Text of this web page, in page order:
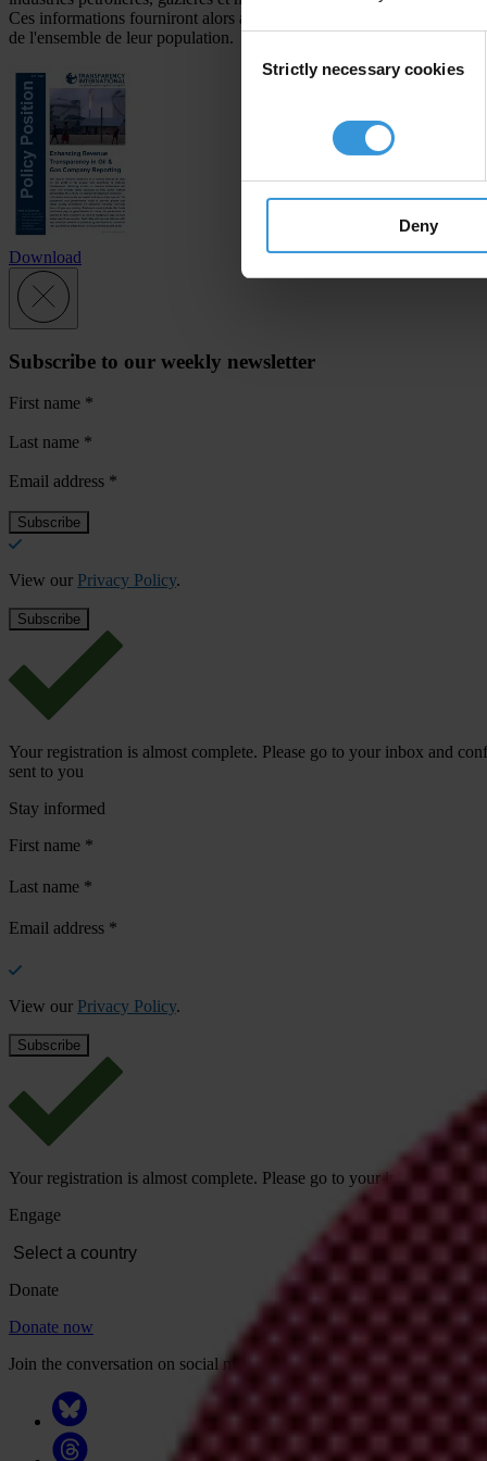
Selection
Strictly necessary cookies
Deny
Ces informations fourniront alors aux citoyens les preuves leur
de l'ensemble de leur population.
Download
Subscribe to our weekly newsletter
First name *
Last name *
Email address *
View our Privacy Policy.
Your registration is almost complete. Please go to your inbox and
sent to you
Stay informed
First name *
Last name *
Email address *
View our Privacy Policy.
Your registration is almost complete. Please go to your inbox and
Engage
Donate
Donate now
Join the conversation on social media